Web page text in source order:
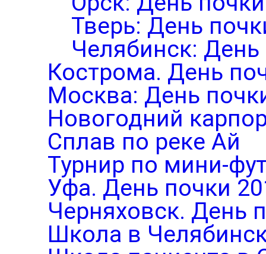
Тверь: День
Челябинск:
Кострома. День
Москва: День
Новогодний
Сплав по реке Ай
Турнир по мини-
Уфа. День почки
Черняховск. День
Школа в